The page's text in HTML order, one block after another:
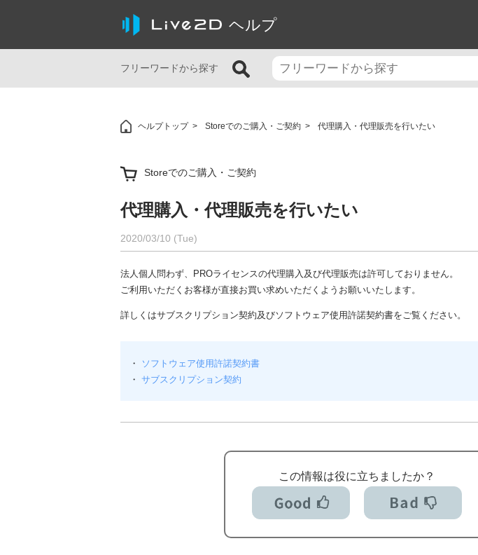
ヘルプ
フリーワードから探す
ヘルプトップ Storeでのご購入・ご契約 代理購入・代理販売を行いたい
Storeでのご購入・ご契約
代理購入・代理販売を行いたい
2020/03/10 (Tue)
法人個人問わず、PROライセンスの代理購入及び代理販売は許可しておりません。
ご利用いただくお客様が直接お買い求めいただくようお願いいたします。
詳しくはサブスクリプション契約及びソフトウェア使用許諾契約書をご覧ください。
・
ソフトウェア使用許諾契約書
・ サブスクリプション契約
この情報は役に立ちましたか？